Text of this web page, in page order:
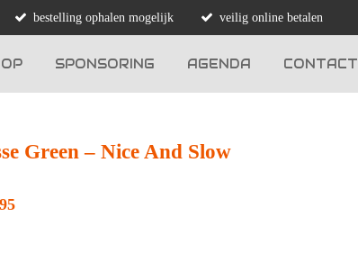
bestelling ophalen mogelijk veilig online betalen
SPONSORING AGENDA CONTACT
Green ‎– Nice And Slow